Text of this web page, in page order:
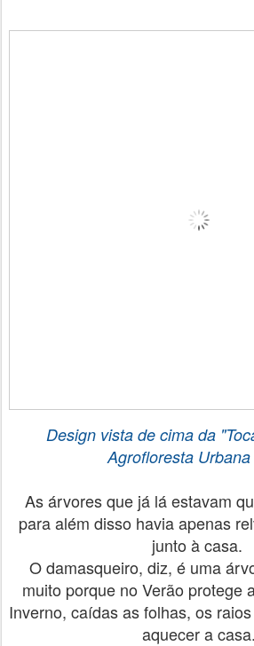
Design vista de cima da
Agrofloresta Urbana
As árvores que já lá estavam
para além disso havia apenas
junto à casa.
O damasqueiro, diz, é uma
muito porque no Verão protege
Inverno, caídas as folhas, os
aquecer a casa.